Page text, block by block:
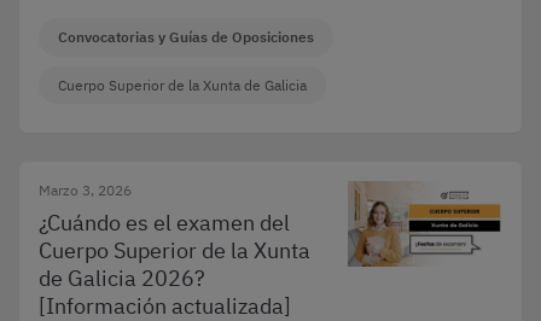
Convocatorias y Guías de Oposiciones
Cuerpo Superior de la Xunta de Galicia
Marzo 3, 2026
¿Cuándo es el examen del
Cuerpo Superior de la Xunta
de Galicia 2026?
[Información actualizada]